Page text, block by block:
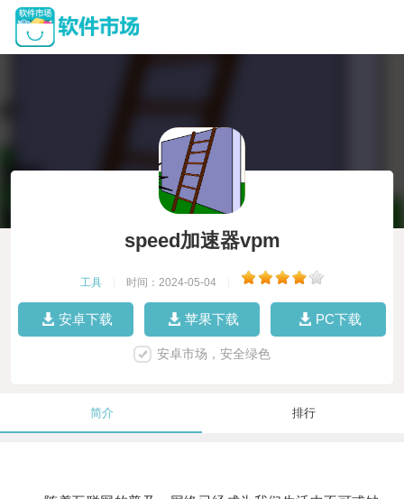
speed加速器vpm
工具 时间：2024-05-04
安卓下载 苹果下载 PC下载
安卓市场，安全绿色
简介 排行